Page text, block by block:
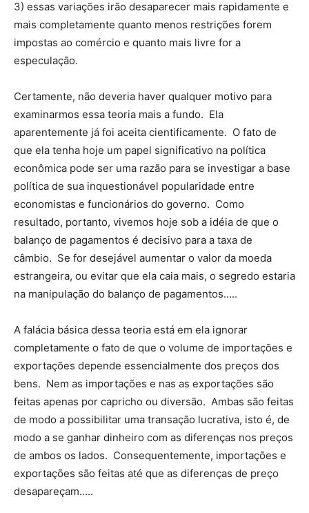
3) essas variações irão desaparecer mais rapidamente e
mais completamente quanto menos restrições forem
impostas ao comércio e quanto mais livre for a
especulação.
Certamente, não deveria haver qualquer motivo para
examinarmos essa teoria mais a fundo. Ela
aparentemente já foi aceita cientificamente. O fato de
que ela tenha hoje um papel significativo na política
econômica pode ser uma razão para se investigar a base
política de sua inquestionável popularidade entre
economistas e funcionários do governo. Como
resultado, portanto, vivemos hoje sob a idéia de que o
balanço de pagamentos é decisivo para a taxa de
câmbio. Se for desejável aumentar o valor da moeda
estrangeira, ou evitar que ela caia mais, o segredo estaria
na manipulação do balanço de pagamentos…..
A falácia básica dessa teoria está em ela ignorar
completamente o fato de que o volume de importações e
exportações depende essencialmente dos preços dos
bens. Nem as importações e nas as exportações são
feitas apenas por capricho ou diversão. Ambas são feitas
de modo a possibilitar uma transação lucrativa, isto é, de
modo a se ganhar dinheiro com as diferenças nos preços
de ambos os lados. Consequentemente, importações e
exportações são feitas até que as diferenças de preço
desapareçam…..